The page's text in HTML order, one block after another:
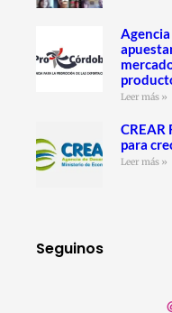
Leer más »
CREAR
para
Leer más »
Seguinos